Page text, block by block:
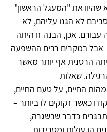
שהיוו את "המעגל הראשון"
לא הגנו עליהם, לא
אכן, הבנה זו היתה
אבל במקרים רבים ההשפעה
הרסנית אף יותר מאשר
שאלות
החיים, על טעם החיים,
כאשר זקוקים לו ביותר –
כדבר שבשגרה,
הן עולות ומטרידות